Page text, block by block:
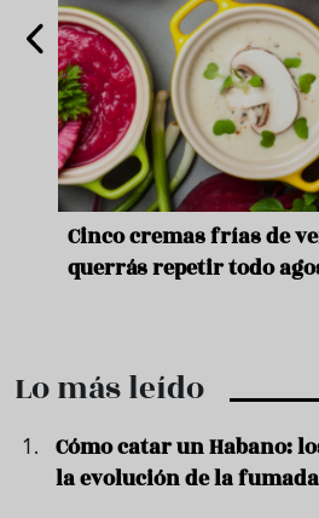
Cinco cremas frías de
querrás repetir todo
Lo más leído
Cómo catar un Habano:
la evolución de la fumada